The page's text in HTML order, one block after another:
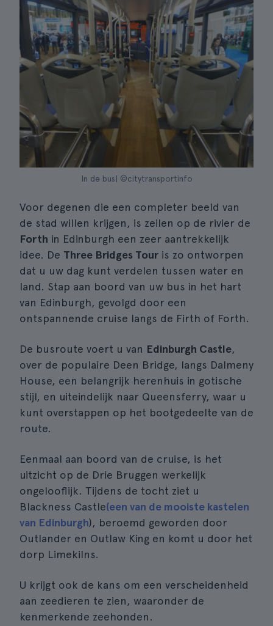
In de bus| ©citytransportinfo
Voor degenen die een completer beeld van
de stad willen krijgen, is zeilen op de rivier de
Forth in Edinburgh een zeer aantrekkelijk
idee. De Three Bridges Tour is zo ontworpen
dat u uw dag kunt verdelen tussen water en
land. Stap aan boord van uw bus in het hart
van Edinburgh, gevolgd door een
ontspannende cruise langs de Firth of Forth.
De busroute voert u van Edinburgh Castle,
over de populaire Deen Bridge, langs Dalmeny
House, een belangrijk herenhuis in gotische
stijl, en uiteindelijk naar Queensferry, waar u
kunt overstappen op het bootgedeelte van de
route.
Eenmaal aan boord van de cruise, is het
uitzicht op de Drie Bruggen werkelijk
ongelooflijk. Tijdens de tocht ziet u
Blackness Castle(een van de mooiste kastelen
van Edinburgh), beroemd geworden door
Outlander en Outlaw King en komt u door het
dorp Limekilns.
U krijgt ook de kans om een verscheidenheid
aan zeedieren te zien, waaronder de
kenmerkende zeehonden.